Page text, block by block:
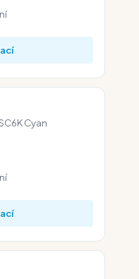
Cyan